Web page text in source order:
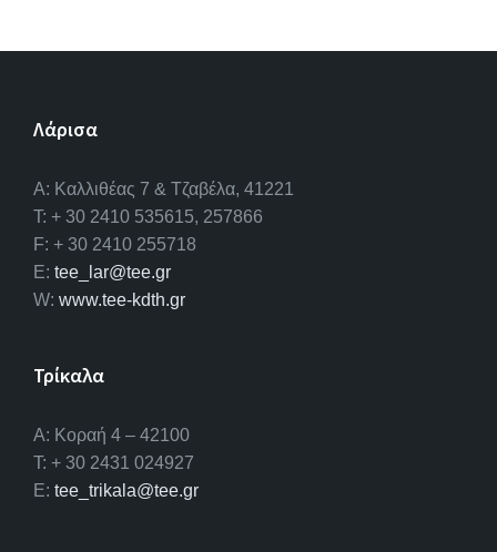
Λάρισα
A: Καλλιθέας 7 & Τζαβέλα, 41221
T: + 30 2410 535615, 257866
F: + 30 2410 255718
E: tee_lar@tee.gr
W: www.tee-kdth.gr
Τρίκαλα
Α: Κοραή 4 – 42100
T: + 30 2431 024927
E: tee_trikala@tee.gr